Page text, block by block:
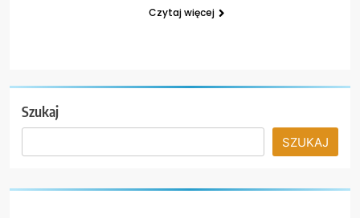
Czytaj więcej
Szukaj
SZUKAJ